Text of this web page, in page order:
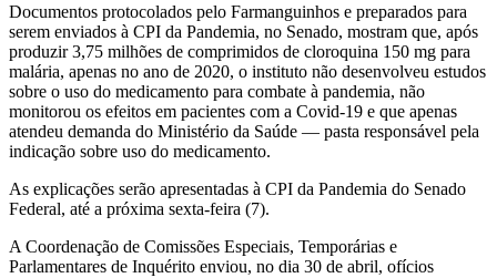
Documentos protocolados pelo Farmanguinhos e preparados para
serem enviados à CPI da Pandemia, no Senado, mostram que, após
produzir 3,75 milhões de comprimidos de cloroquina 150 mg para
malária, apenas no ano de 2020, o instituto não desenvolveu estudos
sobre o uso do medicamento para combate à pandemia, não
monitorou os efeitos em pacientes com a Covid-19 e que apenas
atendeu demanda do Ministério da Saúde — pasta responsável pela
indicação sobre uso do medicamento.
As explicações serão apresentadas à CPI da Pandemia do Senado
Federal, até a próxima sexta-feira (7).
A Coordenação de Comissões Especiais, Temporárias e
Parlamentares de Inquérito enviou, no dia 30 de abril, ofícios